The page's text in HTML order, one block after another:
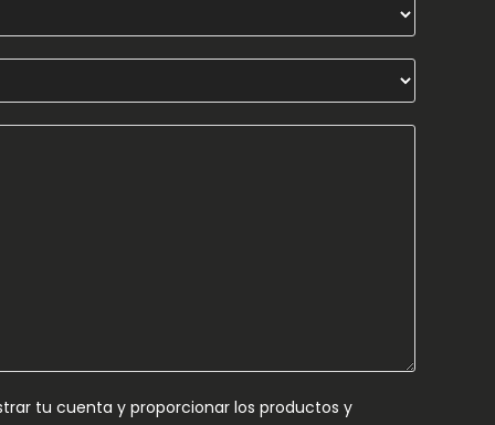
tu cuenta y proporcionar los productos y